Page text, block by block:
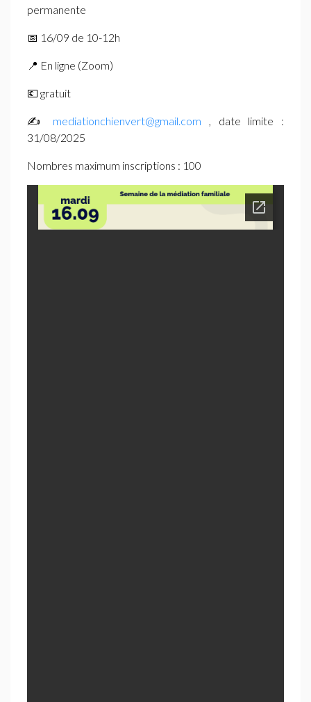
permanente
📅 16/09 de 10-12h
📍 En ligne (Zoom)
💶 gratuit
✍️ mediationchienvert@gmail.com , date limite :
31/08/2025
Nombres maximum inscriptions : 100